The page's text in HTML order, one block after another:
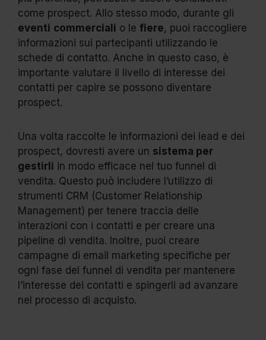
come prospect. Allo stesso modo, durante gli
eventi commerciali o le fiere, puoi raccogliere
informazioni sui partecipanti utilizzando le
schede di contatto. Anche in questo caso, è
importante valutare il livello di interesse dei
contatti per capire se possono diventare
prospect.
Una volta raccolte le informazioni dei lead e dei
prospect, dovresti avere un sistema per
gestirli in modo efficace nel tuo funnel di
vendita. Questo può includere l’utilizzo di
strumenti CRM (Customer Relationship
Management) per tenere traccia delle
interazioni con i contatti e per creare una
pipeline di vendita. Inoltre, puoi creare
campagne di email marketing specifiche per
ogni fase del funnel di vendita per mantenere
l’interesse dei contatti e spingerli ad avanzare
nel processo di acquisto.